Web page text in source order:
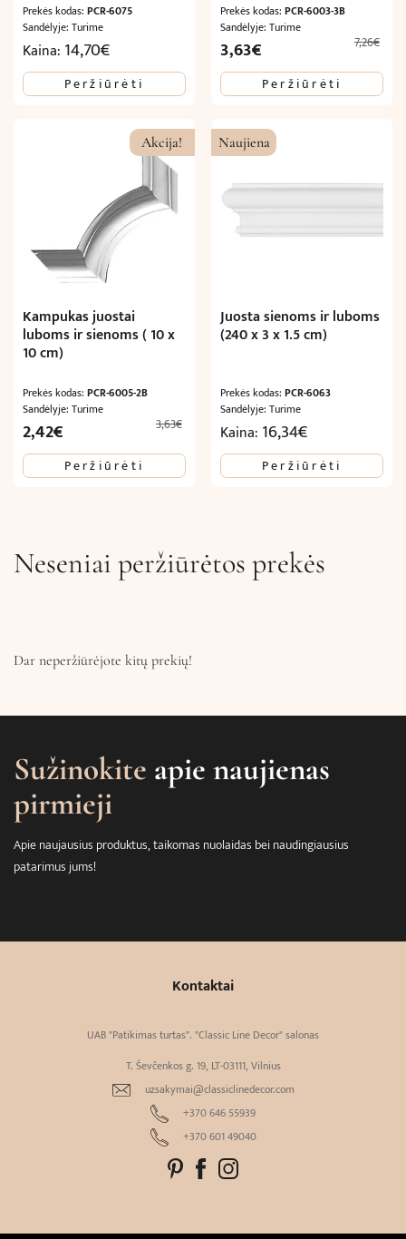
Prekės kodas: PCR-6075
Sandėlyje: Turime
Kaina: 14,70€
Peržiūrėti
Prekės kodas:PCR-6003-3B
Sandėlyje: Turime
7,26€
Original
price
was:
3,63€
price
is:
Peržiūrėti
Akcija!
Kampukas juostai
luboms ir sienoms ( 10 x
10 cm)
Prekės kodas: PCR-6005-2B
Sandėlyje: Turime
3,63€
Original
price
was:
2,42€
price
is:
Peržiūrėti
Naujiena
Juosta sienoms ir luboms
(240 x 3 x 1.5 cm)
Prekės kodas:PCR-6063
Sandėlyje: Turime
Kaina: 16,34€
Peržiūrėti
Neseniai peržiūrėtos prekės
Dar neperžiūrėjote kitų prekių!
Sužinokite apie naujienas
pirmieji
Apie naujausius produktus, taikomas nuolaidas bei naudingiausius
patarimus jums!
Kontaktai
UAB "Patikimas turtas". "Classic Line Decor" salonas
T. Ševčenkos g. 19, LT-03111, Vilnius
uzsakymai@classiclinedecor.com
+370 646 55939
+370 601 49040